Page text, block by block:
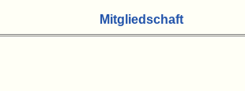
Mitgliedschaft